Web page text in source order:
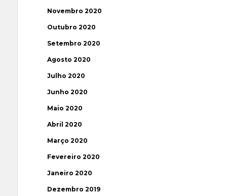
Novembro 2020
Outubro 2020
Setembro 2020
Agosto 2020
Julho 2020
Junho 2020
Maio 2020
Abril 2020
Março 2020
Fevereiro 2020
Janeiro 2020
Dezembro 2019